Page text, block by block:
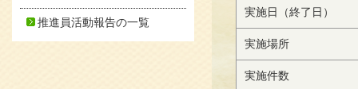
実施日（終了日）
実施場所
実施件数
推進員活動報告の一覧